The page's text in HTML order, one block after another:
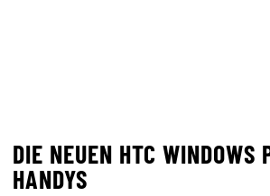
DIE NEUEN HTC WINDOWS
HANDYS